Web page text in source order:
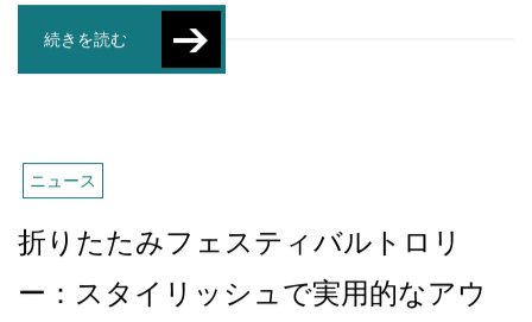
続きを読む
ニュース
折りたたみフェスティバルトロリ
ー：スタイリッシュで実用的なアウ